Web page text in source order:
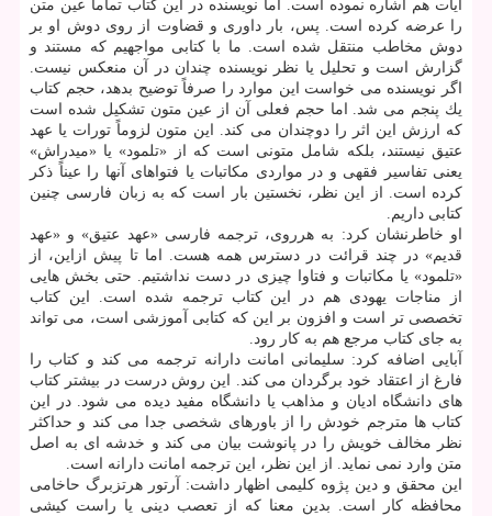
آیات هم اشاره نموده است. اما نویسنده در این كتاب تماماً عین متن
را عرضه كرده است. پس، بار داوری و قضاوت از روی دوش او بر
دوش مخاطب منتقل شده است. ما با كتابی مواجهیم كه مستند و
گزارش است و تحلیل یا نظر نویسنده چندان در آن منعكس نیست.
اگر نویسنده می خواست این موارد را صرفاً توضیح بدهد، حجم كتاب
یك پنجم می شد. اما حجم فعلی آن از عین متون تشكیل شده است
كه ارزش این اثر را دوچندان می كند. این متون لزوماً تورات یا عهد
عتیق نیستند، بلكه شامل متونی است كه از «تلمود» یا «میدراش»
یعنی تفاسیر فقهی و در مواردی مكاتبات یا فتواهای آنها را عیناً ذكر
كرده است. از این نظر، نخستین بار است كه به زبان فارسی چنین
كتابی داریم.
او خاطرنشان كرد: به هرروی، ترجمه فارسی «عهد عتیق» و «عهد
قدیم» در چند قرائت در دسترس همه هست. اما تا پیش ازاین، از
«تلمود» یا مكاتبات و فتاوا چیزی در دست نداشتیم. حتی بخش هایی
از مناجات یهودی هم در این كتاب ترجمه شده است. این كتاب
تخصصی تر است و افزون بر این كه كتابی آموزشی است، می تواند
به جای كتاب مرجع هم به كار رود.
آبایی اضافه كرد: سلیمانی امانت دارانه ترجمه می كند و كتاب را
فارغ از اعتقاد خود برگردان می كند. این روش درست در بیشتر كتاب
های دانشگاه ادیان و مذاهب یا دانشگاه مفید دیده می شود. در این
كتاب ها مترجم خودش را از باورهای شخصی جدا می كند و حداكثر
نظر مخالف خویش را در پانوشت بیان می كند و خدشه ای به اصل
متن وارد نمی نماید. از این نظر، این ترجمه امانت دارانه است.
این محقق و دین پژوه كلیمی اظهار داشت: آرتور هرتزبرگ حاخامی
محافظه كار است. بدین معنا كه از تعصب دینی یا راست كیشی